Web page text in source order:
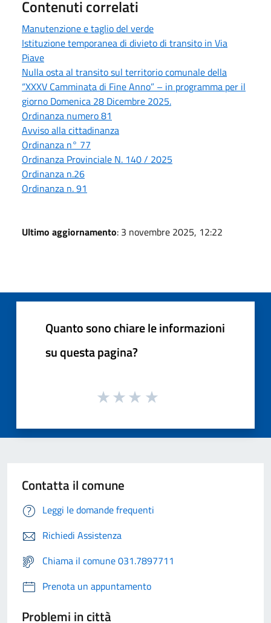
Contenuti correlati
Manutenzione e taglio del verde
Istituzione temporanea di divieto di transito in Via
Piave
Nulla osta al transito sul territorio comunale della
“XXXV Camminata di Fine Anno” – in programma per il
giorno Domenica 28 Dicembre 2025.
Ordinanza numero 81
Avviso alla cittadinanza
Ordinanza n° 77
Ordinanza Provinciale N. 140 / 2025
Ordinanza n.26
Ordinanza n. 91
Ultimo aggiornamento: 3 novembre 2025, 12:22
Quanto sono chiare le informazioni
su questa pagina?
Contatta il comune
Leggi le domande frequenti
Richiedi Assistenza
Chiama il comune 031.7897711
Prenota un appuntamento
Problemi in città